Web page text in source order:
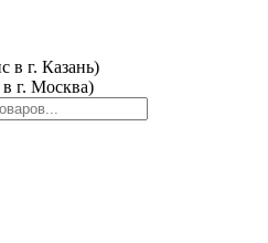
в г. Казань)
г. Москва)